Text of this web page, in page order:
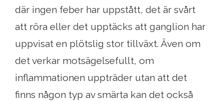
där ingen feber har uppstått, det är svårt
att röra eller det upptäcks att ganglion har
uppvisat en plötslig stor tillväxt. Även om
det verkar motsägelsefullt, om
inflammationen uppträder utan att det
finns någon typ av smärta kan det också